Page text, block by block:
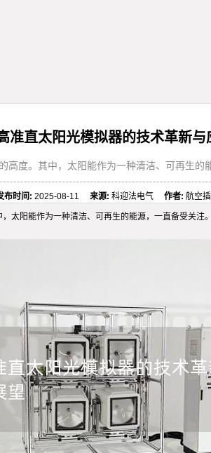
准直太阳光模拟器的技术革新与
度。其中，太阳能作为一种清洁、可再生
布时间: 2025-08-11来源: 科迎法电气作者: 航空
太阳能作为一种清洁、可再生的能源，一直备受关